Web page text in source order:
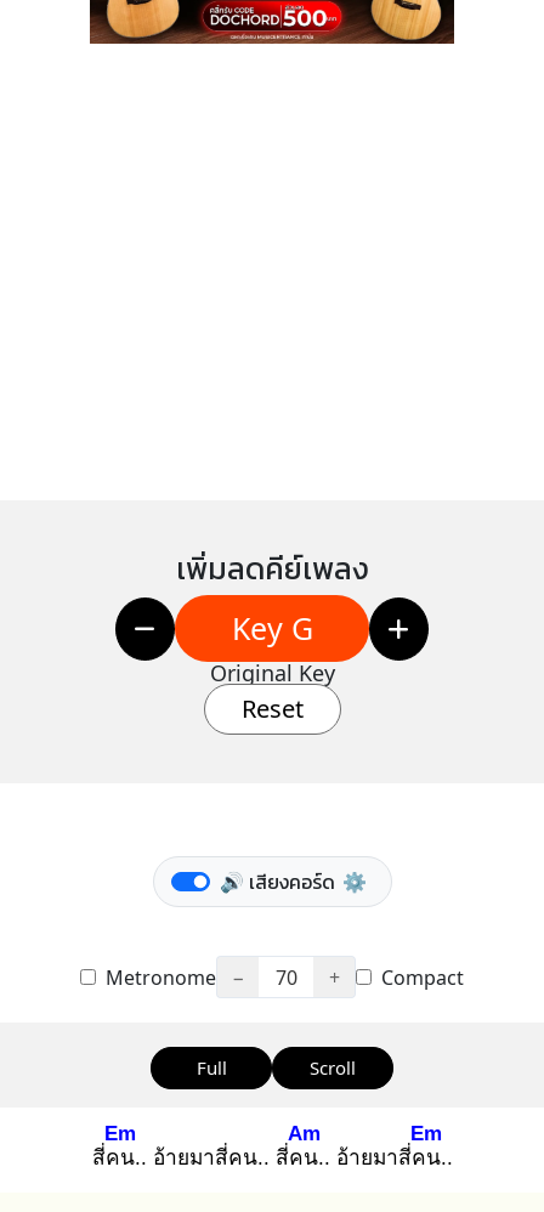
เพิ่มลดคีย์เพลง
Key G
Original Key
Reset
🔊 เสียงคอร์ด ⚙️
Metronome − 70 + Compact
Full Scroll
สี่คน
Em
.. อ้ายมาสี่คน.. สี่คน
Am
.. อ้ายมาสี่คน
Em
..